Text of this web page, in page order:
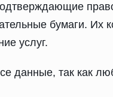
бумаги.
услуг.
данные, так как